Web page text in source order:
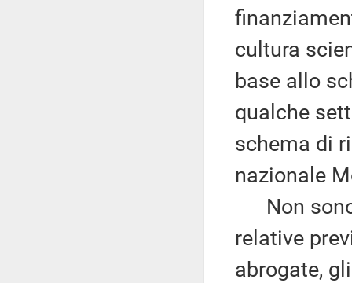
cultura
base allo
qualche
schema di
nazionale
Non
relative
abrogate,